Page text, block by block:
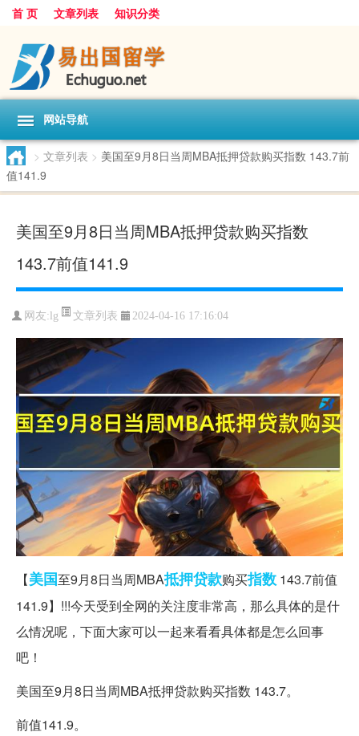
首 页 文章列表 知识分类
网站导航
> 文章列表 > 美国至9月8日当周MBA抵押贷款购买指数 143.7前
值141.9
美国至9月8日当周MBA抵押贷款购买指数
143.7前值141.9
网友: lg 文章列表 2024-04-16 17:16:04
【美国至9月8日当周MBA抵押贷款购买指数 143.7前值
141.9】!!!今天受到全网的关注度非常高，那么具体的是什
么情况呢，下面大家可以一起来看看具体都是怎么回事
吧！
美国至9月8日当周MBA抵押贷款购买指数 143.7。
前值141.9。